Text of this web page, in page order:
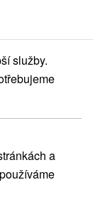
(3)
služby.
a